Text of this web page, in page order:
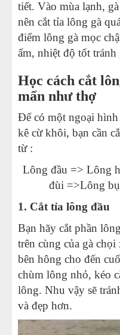
tiết. Vào mùa lạnh,
nên cắt tỉa lông gà
điểm lông gà mọc
ấm, nhiệt độ tốt
Học cách cắt
mẩn như thợ
Để có một ngoại
kê cừ khôi, bạn cần
từ :
Lông đầu => Lông
đùi =>Lông
1. Cắt tỉa lông đầu
Bạn hãy cắt phần
trên cùng của gà
bên hông cho đến
chùm lông nhỏ, kéo
lông. Nhu vậy sẽ
và đẹp hơn.